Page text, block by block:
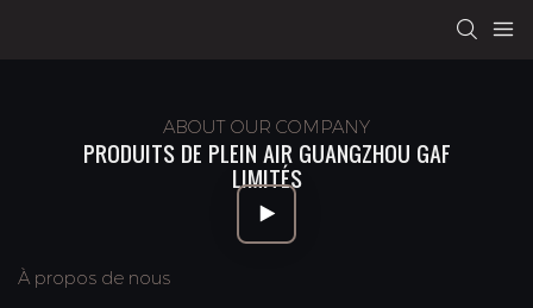
ABOUT OUR COMPANY
PRODUITS DE PLEIN AIR GUANGZHOU GAF
LIMITÉS
À propos de nous